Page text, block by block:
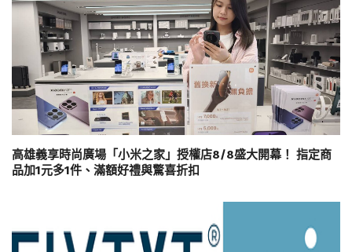
高雄義享時尚廣場「小米之家」授權店8/8盛大開幕！ 指定商
品加1元多1件、滿額好禮與驚喜折扣